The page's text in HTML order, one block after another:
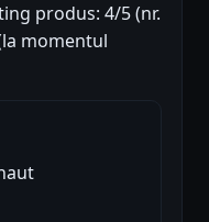
produs: 4/5 (nr.
momentul